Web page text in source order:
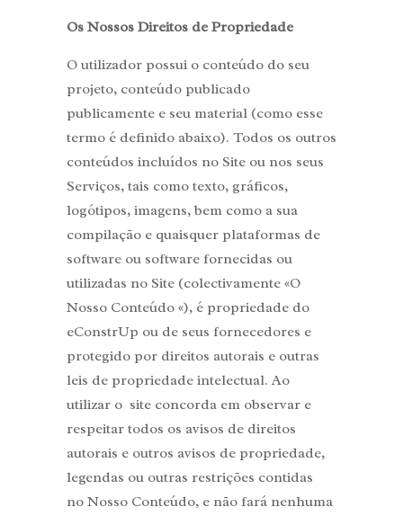
Os Nossos Direitos de Propriedade
O utilizador possui o conteúdo do seu
projeto, conteúdo publicado
publicamente e seu material (como esse
termo é definido abaixo). Todos os outros
conteúdos incluídos no Site ou nos seus
Serviços, tais como texto, gráficos,
logótipos, imagens, bem como a sua
compilação e quaisquer plataformas de
software ou software fornecidas ou
utilizadas no Site (colectivamente «O
Nosso Conteúdo «), é propriedade do
eConstrUp ou de seus fornecedores e
protegido por direitos autorais e outras
leis de propriedade intelectual. Ao
utilizar o site concorda em observar e
respeitar todos os avisos de direitos
autorais e outros avisos de propriedade,
legendas ou outras restrições contidas
no Nosso Conteúdo, e não fará nenhuma